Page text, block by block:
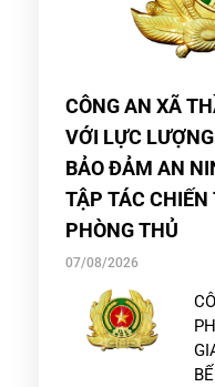
CÔNG AN XÃ
VỚI LỰC
BẢO ĐẢM AN
TẬP TÁC CHIẾN
PHÒNG THỦ
07/08/2026